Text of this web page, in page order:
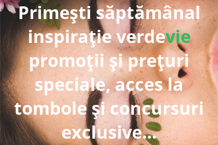
Primești săptămânal
inspirație verdevie
promoții și prețuri
speciale, acces la
tombole și concursuri
exclusive...